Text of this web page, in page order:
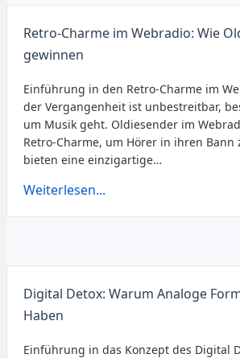
Retro-Charme im Webradio: Wie
gewinnen
Einführung in den Retro-Charme im
der Vergangenheit ist unbestreitbar,
um Musik geht. Oldiesender im
Retro-Charme, um Hörer in ihren Bann
bieten eine einzigartige…
Weiterlesen...
Digital Detox: Warum Analoge
Haben
Einführung in das Konzept des Digital